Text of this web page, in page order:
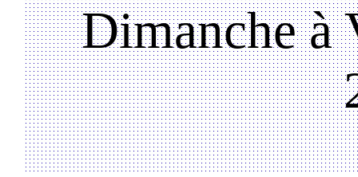
Dimanche à